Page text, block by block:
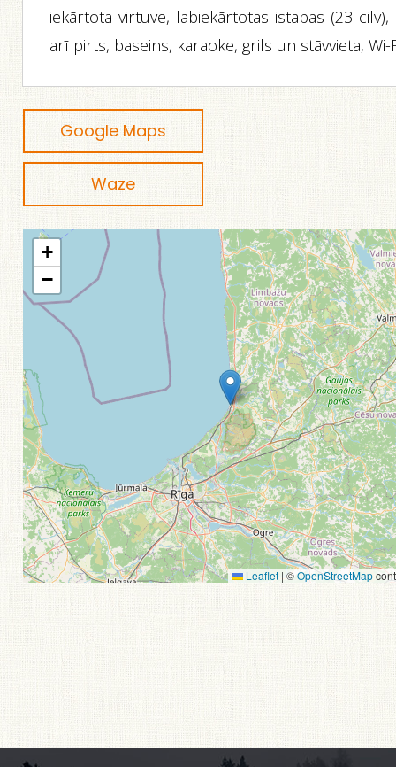
iekārtota virtuve, labiekārtotas istabas (23 cilv),
arī pirts, baseins, karaoke, grils un stāvvieta, Wi-
Google Maps
Waze
+
−
Leaflet | ©OpenStreetMap